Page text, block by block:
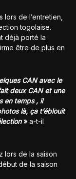
de l’entretien,
togolaise.
déjà porté la
être de plus en
CAN avec le
deux CAN et une
en temps , il
là, ça t’éblouit
» a-t-il
lors de la saison
de la saison